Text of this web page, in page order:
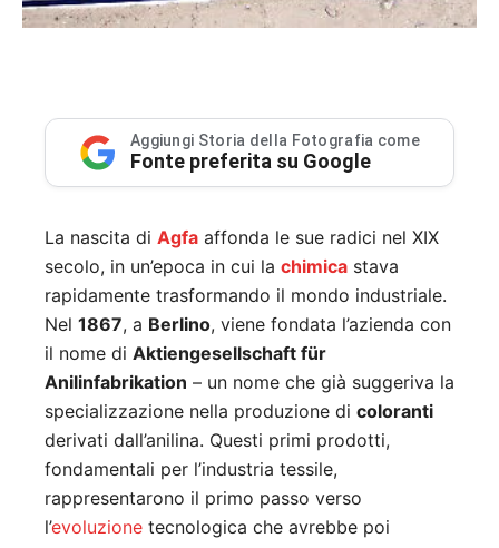
Aggiungi Storia della Fotografia come
Fonte preferita su Google
La nascita di Agfa affonda le sue radici nel XIX
secolo, in un’epoca in cui la chimica stava
rapidamente trasformando il mondo industriale.
Nel 1867, a Berlino, viene fondata l’azienda con
il nome di Aktiengesellschaft für
Anilinfabrikation – un nome che già suggeriva la
specializzazione nella produzione di coloranti
derivati dall’anilina. Questi primi prodotti,
fondamentali per l’industria tessile,
rappresentarono il primo passo verso
l’evoluzione tecnologica che avrebbe poi